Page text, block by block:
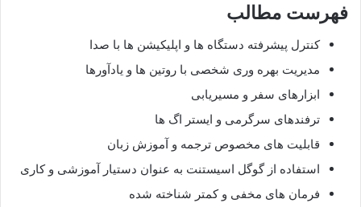
فهرست مطالب
کنترل پیشرفته دستگاه ها و اپلیکیشن ها با صدا
مدیریت بهره وری شخصی با روتین ها و یادآورها
ابزارهای سفر و مسیریابی
ترفندهای سرگرمی و ایستر اگ ها
قابلیت های مخصوص ترجمه و آموزش زبان
استفاده از گوگل اسیستنت به عنوان دستیار آموزشی و کاری
فرمان های مخفی و کمتر شناخته شده